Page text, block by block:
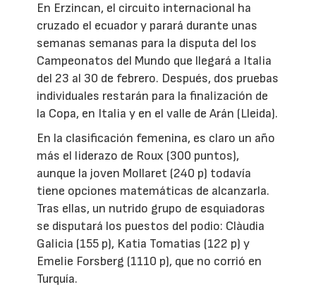
En Erzincan, el circuito internacional ha
cruzado el ecuador y parará durante unas
semanas semanas para la disputa del los
Campeonatos del Mundo que llegará a Italia
del 23 al 30 de febrero. Después, dos pruebas
individuales restarán para la finalización de
la Copa, en Italia y en el valle de Arán (Lleida).
En la clasificación femenina, es claro un año
más el liderazo de Roux (300 puntos),
aunque la joven Mollaret (240 p) todavía
tiene opciones matemáticas de alcanzarla.
Tras ellas, un nutrido grupo de esquiadoras
se disputará los puestos del podio: Clàudia
Galicia (155 p), Katia Tomatias (122 p) y
Emelie Forsberg (1110 p), que no corrió en
Turquía.